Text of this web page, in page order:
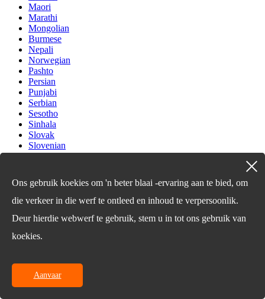
Maori
Marathi
Mongolian
Burmese
Nepali
Norwegian
Pashto
Persian
Punjabi
Serbian
Sesotho
Sinhala
Slovak
Slovenian
Scots Gaelic
Shona
Sindhi
Swahili
Tajik
Tamil
Thai
Ukrainian
Ons gebruik koekies om 'n beter blaai -ervaring aan te bied, om
die verkeer in die werf te ontleed en inhoud te verpersoonlik.
Deur hierdie webwerf te gebruik, stem u in tot ons gebruik van
koekies.
Aanvaar